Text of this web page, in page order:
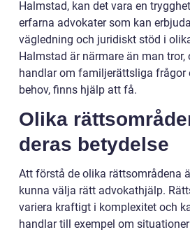
Halmstad, kan det vara en
erfarna advokater som kan
vägledning och juridiskt stöd i
Halmstad är närmare än man
handlar om familjerättsliga frågor
behov, finns hjälp att få.
Olika
deras betydelse
Att förstå de olika rättsområdena
kunna välja rätt advokathjälp.
variera kraftigt i komplexitet och
handlar till exempel om